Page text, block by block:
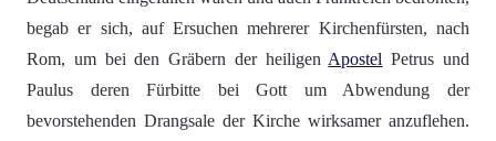
begab er sich, auf Ersuchen mehrerer Kirchenfürsten, nach
Rom, um bei den Gräbern der heiligen Apostel Petrus und
Paulus deren Fürbitte bei Gott um Abwendung der
bevorstehenden Drangsale der Kirche wirksamer anzuflehen.